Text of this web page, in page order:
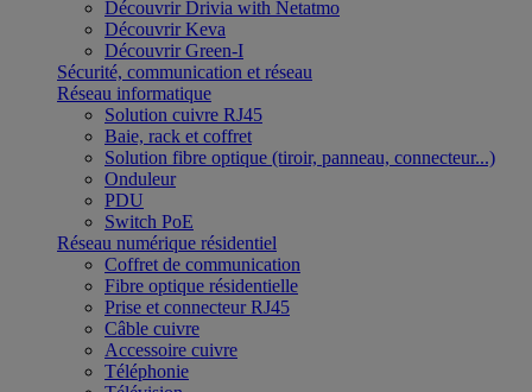
Découvrir Drivia with Netatmo
Découvrir Keva
Découvrir Green-I
Sécurité, communication et réseau
Réseau informatique
Solution cuivre RJ45
Baie, rack et coffret
Solution fibre optique (tiroir, panneau, connecteur...)
Onduleur
PDU
Switch PoE
Réseau numérique résidentiel
Coffret de communication
Fibre optique résidentielle
Prise et connecteur RJ45
Câble cuivre
Accessoire cuivre
Téléphonie